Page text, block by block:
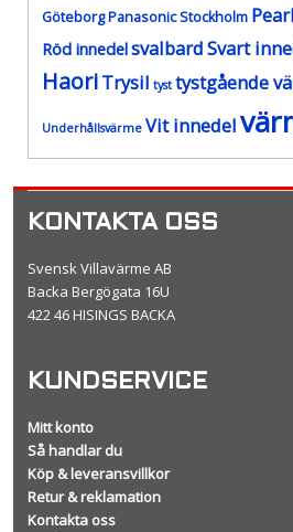
GöteborgPanasonic Stockholm
Röd innedelsvalbardSvart
HaoriTrysil tyst tystgående
Underhållsvärme Vit innedel
KONTAKTA OSS
Svensk Villavärme AB
Backa Bergögata 16U
422 46 HISINGS BACKA
KUNDSERVICE
Mitt konto
Så handlar du
Köp & leveransvillkor
Retur & reklamation
Kontakta oss